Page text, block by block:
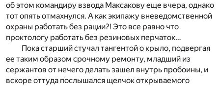
об этом командиру взвода Максакову еще вчера, однако
тот опять отмахнулся. А как экипажу вневедомственной
охраны работать без рации?! Это все равно что
проктологу работать без резиновых перчаток…
Пока старший стучал тангентой о крыло, подвергая
ее таким образом срочному ремонту, младший из
сержантов от нечего делать зашел внутрь пробоины, и
вскоре оттуда послышался щелчок открываемого